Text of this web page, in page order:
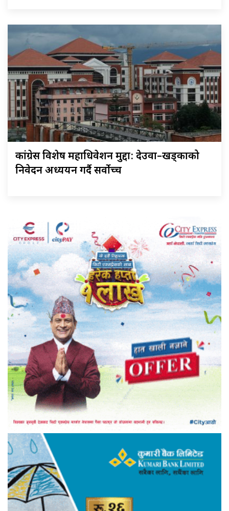
कांग्रेस विशेष महाधिवेशन मुद्दा: देउवा–खड्काको
निवेदन अध्ययन गर्दै सर्वोच्च